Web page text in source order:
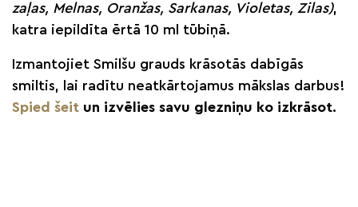
zaļas, Melnas, Oranžas, Sarkanas, Violetas, Zilas),
katra iepildīta ērtā 10 ml tūbiņā.
Izmantojiet Smilšu grauds krāsotās dabīgās
smiltis, lai radītu neatkārtojamus mākslas darbus!
Spied šeit un izvēlies savu glezniņu ko izkrāsot.